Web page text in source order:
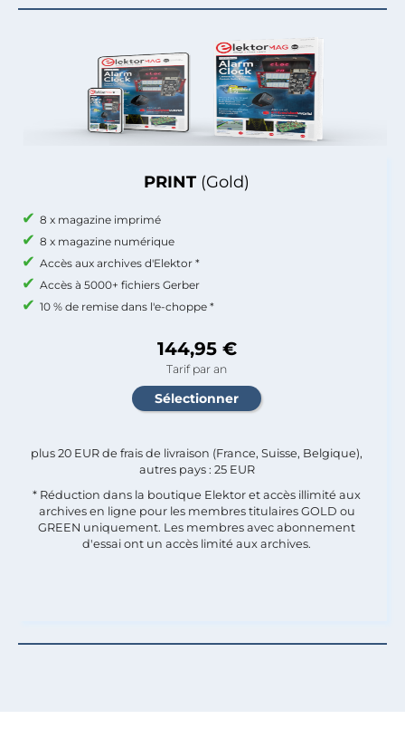
PRINT (Gold)
8 x magazine imprimé
8 x magazine numérique
Accès aux archives d'Elektor *
Accès à 5000+ fichiers Gerber
10 % de remise dans l'e-choppe *
144,95 €
Tarif par an
plus 20 EUR de frais de livraison (France, Suisse, Belgique),
autres pays : 25 EUR
* Réduction dans la boutique Elektor et accès illimité aux
archives en ligne pour les membres titulaires GOLD ou
GREEN uniquement. Les membres avec abonnement
d'essai ont un accès limité aux archives.